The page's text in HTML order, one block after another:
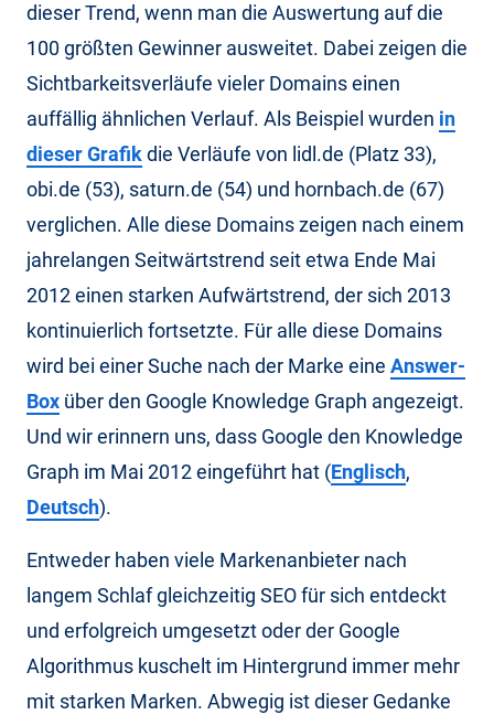
dieser Trend, wenn man die Auswertung auf die
100 größten Gewinner ausweitet. Dabei zeigen die
Sichtbarkeitsverläufe vieler Domains einen
auffällig ähnlichen Verlauf. Als Beispiel wurden in
dieser Grafikdie Verläufe von lidl.de (Platz 33),
obi.de (53), saturn.de (54) und hornbach.de (67)
verglichen. Alle diese Domains zeigen nach einem
jahrelangen Seitwärtstrend seit etwa Ende Mai
2012 einen starken Aufwärtstrend, der sich 2013
kontinuierlich fortsetzte. Für alle diese Domains
wird bei einer Suche nach der Marke eine Answer-
Box über den Google Knowledge Graph angezeigt.
Und wir erinnern uns, dass Google den Knowledge
Graph im Mai 2012 eingeführt hat (Englisch,
Deutsch).
Entweder haben viele Markenanbieter nach
langem Schlaf gleichzeitig SEO für sich entdeckt
und erfolgreich umgesetzt oder der Google
Algorithmus kuschelt im Hintergrund immer mehr
mit starken Marken. Abwegig ist dieser Gedanke